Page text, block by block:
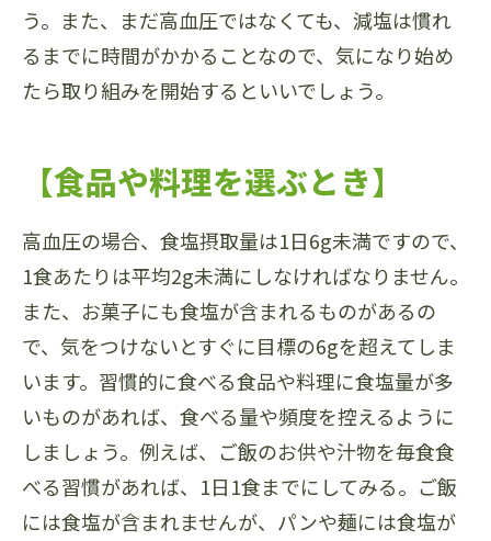
う。また、まだ高血圧ではなくても、減塩は慣れ
るまでに時間がかかることなので、気になり始め
たら取り組みを開始するといいでしょう。
【食品や料理を選ぶとき】
高血圧の場合、食塩摂取量は1日6g未満ですので、
1食あたりは平均2g未満にしなければなりません。
また、お菓子にも食塩が含まれるものがあるの
で、気をつけないとすぐに目標の6gを超えてしま
います。習慣的に食べる食品や料理に食塩量が多
いものがあれば、食べる量や頻度を控えるように
しましょう。例えば、ご飯のお供や汁物を毎食食
べる習慣があれば、1日1食までにしてみる。ご飯
には食塩が含まれませんが、パンや麺には食塩が